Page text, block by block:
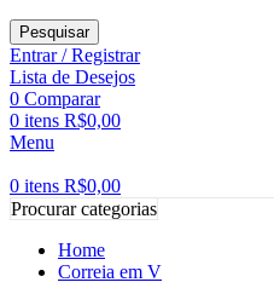
Pesquisar
Entrar / Registrar
Lista de Desejos
0 Comparar
0 itens R$0,00
Menu
0 itens R$0,00
Procurar categorias
Home
Correia em V